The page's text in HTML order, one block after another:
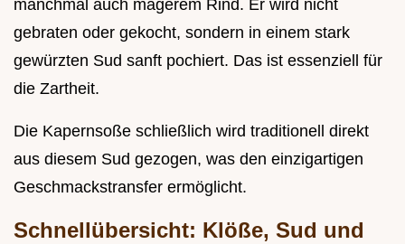
manchmal auch magerem Rind. Er wird nicht
gebraten oder gekocht, sondern in einem stark
gewürzten Sud sanft pochiert. Das ist essenziell für
die Zartheit.
Die Kapernsoße schließlich wird traditionell direkt
aus diesem Sud gezogen, was den einzigartigen
Geschmackstransfer ermöglicht.
Schnellübersicht: Klöße, Sud und